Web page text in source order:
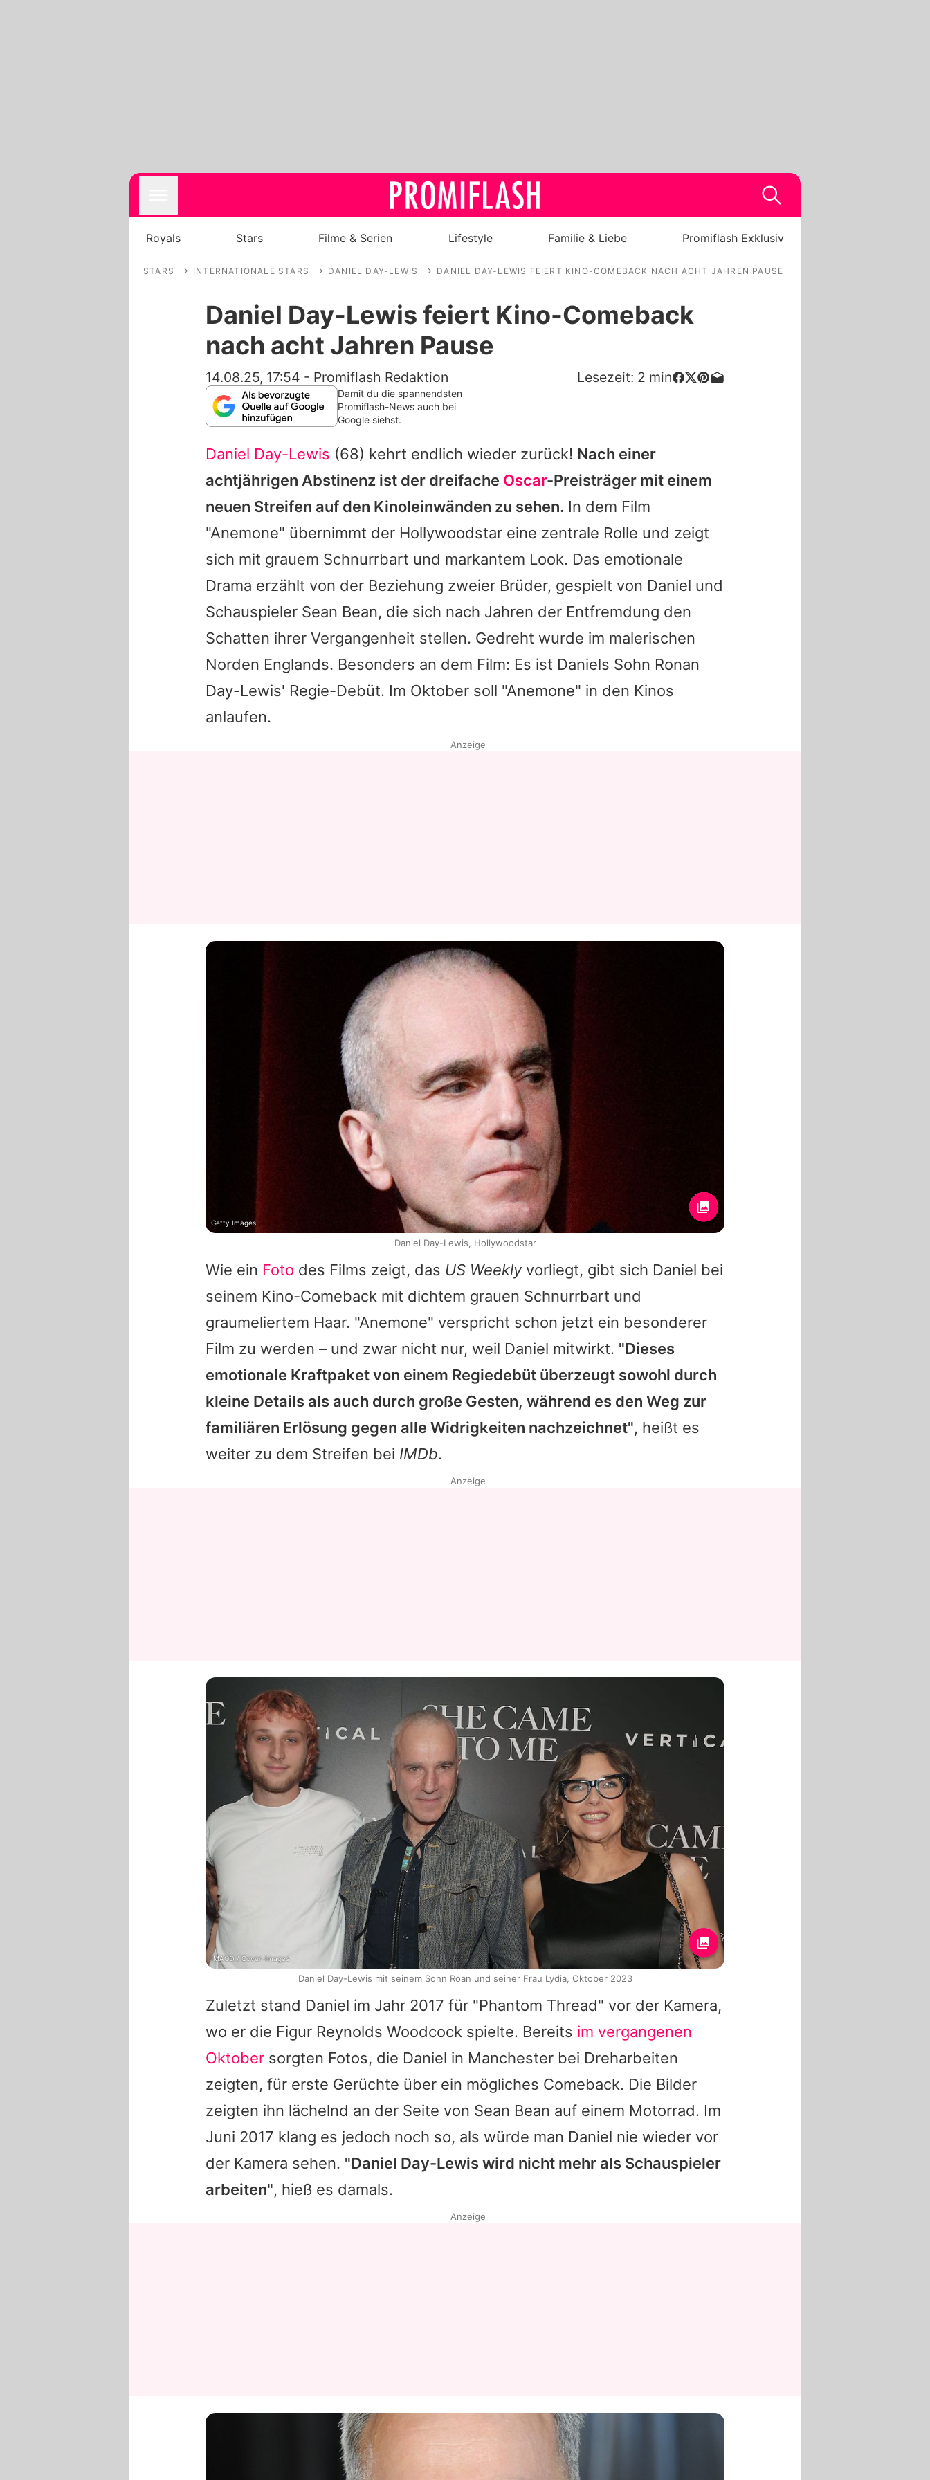
Royals
Stars
Filme & Serien
Familie & Liebe
App runterladen
Team
Redaktionelle Richtlinien
Impressum
Datenschutzerklärung
Nutzungsbedingungen
Royals Stars Filme & Serien Lifestyle Familie & Liebe Promiflash Exklusiv
STARS INTERNATIONALE STARS DANIEL DAY-LEWIS DANIEL DAY-LEWIS FEIERT KINO-COMEBACK NACH ACHT JAHREN PAUSE
Daniel Day-Lewis feiert Kino-Comeback
nach acht Jahren Pause
14.08.25, 17:54 - Promiflash Redaktion Lesezeit: 2 min
Damit du die spannendsten
Promiflash-News auch bei
Google siehst.
Daniel Day-Lewis (68) kehrt endlich wieder zurück! Nach einer
achtjährigen Abstinenz ist der dreifache Oscar-Preisträger mit einem
neuen Streifen auf den Kinoleinwänden zu sehen. In dem Film
"Anemone" übernimmt der Hollywoodstar eine zentrale Rolle und zeigt
sich mit grauem Schnurrbart und markantem Look. Das emotionale
Drama erzählt von der Beziehung zweier Brüder, gespielt von Daniel und
Schauspieler Sean Bean, die sich nach Jahren der Entfremdung den
Schatten ihrer Vergangenheit stellen. Gedreht wurde im malerischen
Norden Englands. Besonders an dem Film: Es ist Daniels Sohn Ronan
Day-Lewis' Regie-Debüt. Im Oktober soll "Anemone" in den Kinos
anlaufen.
Wie ein Foto des Films zeigt, das US Weeklyvorliegt, gibt sich Daniel bei
seinem Kino-Comeback mit dichtem grauen Schnurrbart und
graumeliertem Haar. "Anemone" verspricht schon jetzt ein besonderer
Film zu werden – und zwar nicht nur, weil Daniel mitwirkt. "Dieses
emotionale Kraftpaket von einem Regiedebüt überzeugt sowohl durch
kleine Details als auch durch große Gesten, während es den Weg zur
familiären Erlösung gegen alle Widrigkeiten nachzeichnet", heißt es
weiter zu dem Streifen bei IMDb.
Zuletzt stand Daniel im Jahr 2017 für "Phantom Thread" vor der Kamera,
wo er die Figur Reynolds Woodcock spielte. Bereits im vergangenen
Oktober sorgten Fotos, die Daniel in Manchester bei Dreharbeiten
zeigten, für erste Gerüchte über ein mögliches Comeback. Die Bilder
zeigten ihn lächelnd an der Seite von Sean Bean auf einem Motorrad. Im
Juni 2017 klang es jedoch noch so, als würde man Daniel nie wieder vor
der Kamera sehen. "Daniel Day-Lewis wird nicht mehr als Schauspieler
arbeiten", hieß es damals.
Anzeige
Getty Images
Daniel Day-Lewis, Hollywoodstar
Anzeige
IMAGO / Cover-Images
Daniel Day-Lewis mit seinem Sohn Roan und seiner Frau Lydia, Oktober 2023
Anzeige